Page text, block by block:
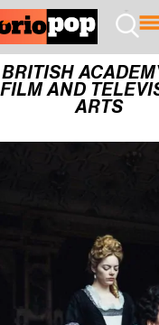
BRITISH
FILM AND
ARTS